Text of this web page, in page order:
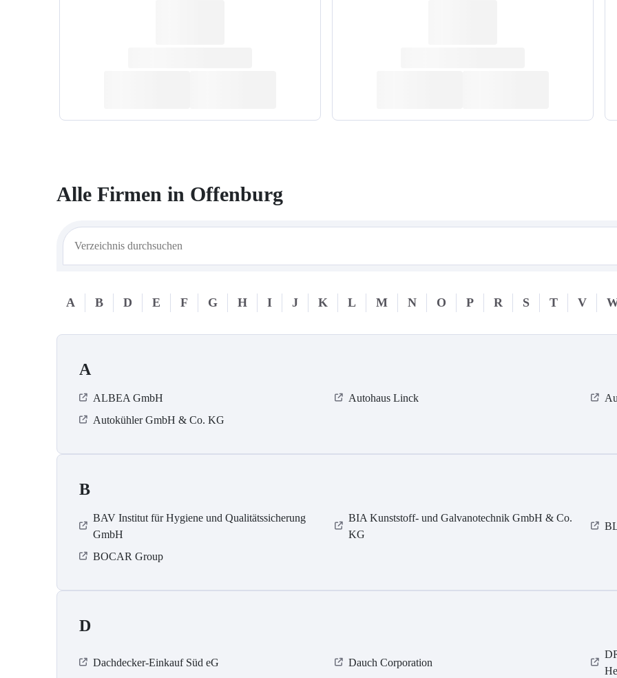
Alle Firmen in Offenburg
A B D E F G H I J K L M N O P R S T V
A
ALBEA GmbH Autohaus Linck
Autokühler GmbH & Co. KG
B
BAV Institut für Hygiene und Qualitätssicherung
GmbH
BIA Kunststoff- und Galvanotechnik GmbH & Co.
KG
BOCAR Group
D
Dachdecker-Einkauf Süd eG Dauch Corporation